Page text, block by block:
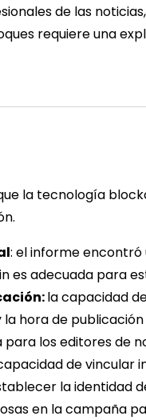
de las
requiere una
la tecnología
: el informe encontró
es adecuada para
la capacidad
hora de
los editores de
de vincular
la identidad
en la campaña